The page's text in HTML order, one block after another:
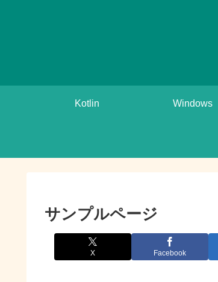
Kotlin Windows
サンプルページ
X Facebook